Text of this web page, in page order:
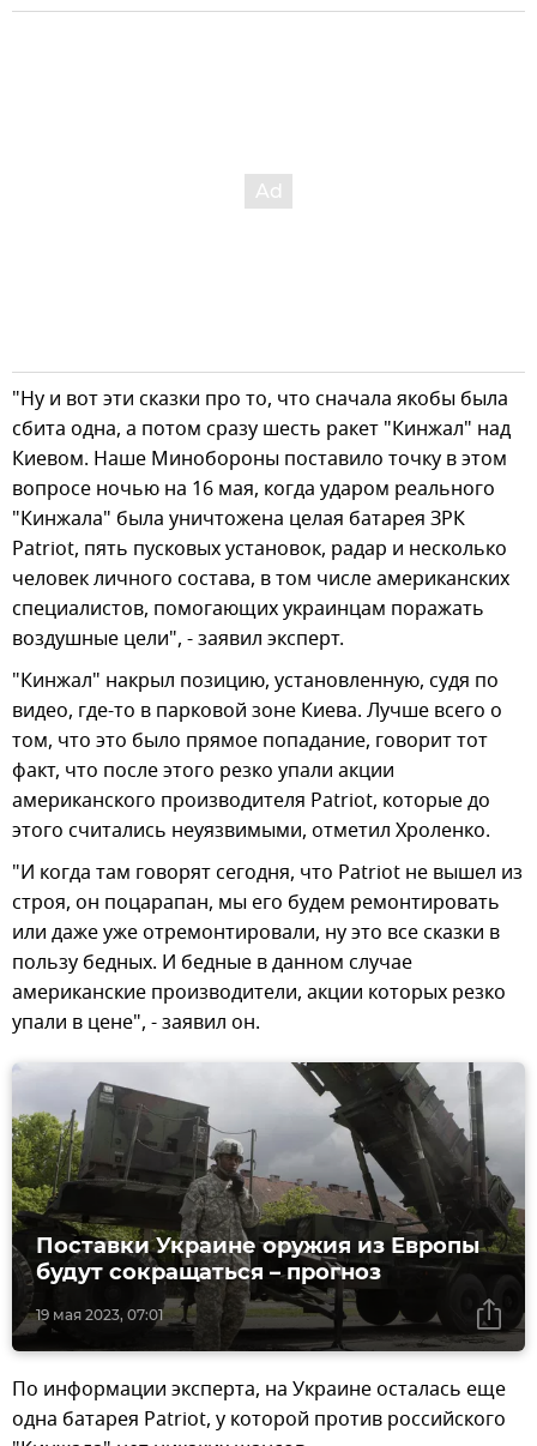
"Ну и вот эти сказки про то, что сначала якобы была
сбита одна, а потом сразу шесть ракет "Кинжал" над
Киевом. Наше Минобороны поставило точку в этом
вопросе ночью на 16 мая, когда ударом реального
"Кинжала" была уничтожена целая батарея ЗРК
Patriot, пять пусковых установок, радар и несколько
человек личного состава, в том числе американских
специалистов, помогающих украинцам поражать
воздушные цели", - заявил эксперт.
"Кинжал" накрыл позицию, установленную, судя по
видео, где-то в парковой зоне Киева. Лучше всего о
том, что это было прямое попадание, говорит тот
факт, что после этого резко упали акции
американского производителя Patriot, которые до
этого считались неуязвимыми, отметил Хроленко.
"И когда там говорят сегодня, что Patriot не вышел из
строя, он поцарапан, мы его будем ремонтировать
или даже уже отремонтировали, ну это все сказки в
пользу бедных. И бедные в данном случае
американские производители, акции которых резко
упали в цене", - заявил он.
19 мая 2023, 07:01
Поставки Украине оружия из Европы
будут сокращаться – прогноз
По информации эксперта, на Украине осталась еще
одна батарея Patriot, у которой против российского